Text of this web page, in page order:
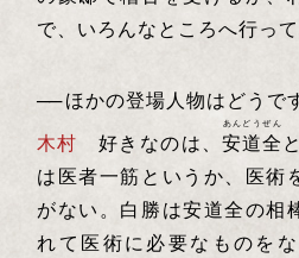
で、いろんなところへ行っ
── ほかの登場人物はどうで
木村 好きなのは、安道全
あんどうぜん
と
は医者一筋というか、医術
がない。白勝は安道全の相
れて医術に必要なものを